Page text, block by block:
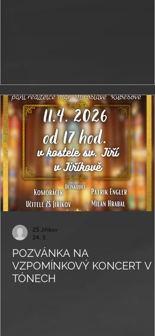
POZVÁNKA NA
VZPOMÍNKOVÝ KONCERT V
TÓNECH
ZŠ Jiříkov
24. 3.